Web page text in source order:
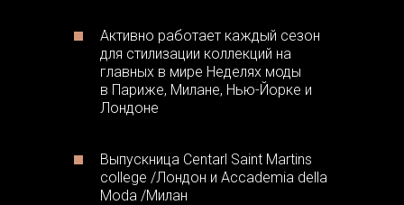
Активно работает каждый сезон
для стилизации коллекций на
главных в мире Неделях моды
в Париже, Милане, Нью-Йорке и
Лондоне
Выпускница Centarl Saint Martins
college /Лондон и Accademia della
Moda /Милан